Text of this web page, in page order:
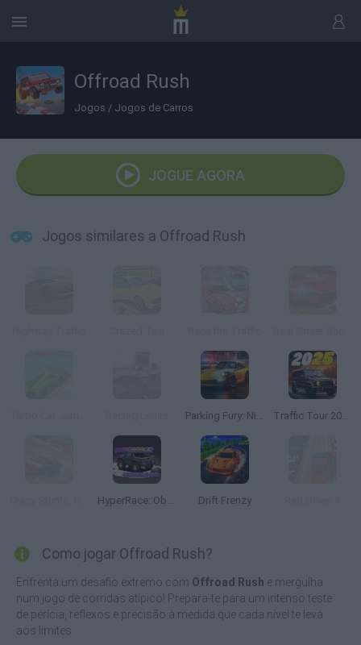
Offroad Rush
Jogos / Jogos de Carros
JOGUE AGORA
Jogos similares a Offroad Rush
Parking Fury: Night City Traffic Tour 2025
HyperRace: Obstacle Run Drift Frenzy
Como jogar Offroad Rush?
Enfrenta um desafio extremo com Offroad Rush e mergulha
num jogo de corridas atípico! Prepara-te para um intenso teste
de perícia, reflexos e precisão à medida que cada nível te leva
aos limites.